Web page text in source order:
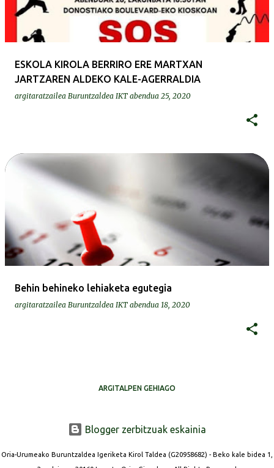
ESKOLA KIROLA BERRIRO ERE MARTXAN
JARTZAREN ALDEKO KALE-AGERRALDIA
argitaratzailea Buruntzaldea IKT abendua 25, 2020
Behin behineko lehiaketa egutegia
argitaratzailea Buruntzaldea IKT abendua 18, 2020
ARGITALPEN GEHIAGO
Blogger zerbitzuak eskainia
Oria-Urumeako Buruntzaldea Igeriketa Kirol Taldea (G20958682) - Beko kale bidea 1,